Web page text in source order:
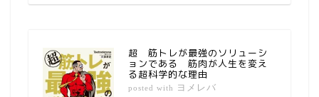
超 筋トレが最強のソリューシ
ョンである 筋肉が人生を変え
る超科学的な理由
posted with ヨメレバ